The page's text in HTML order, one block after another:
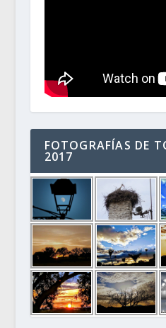
FOTOGRAFÍAS DE
2017